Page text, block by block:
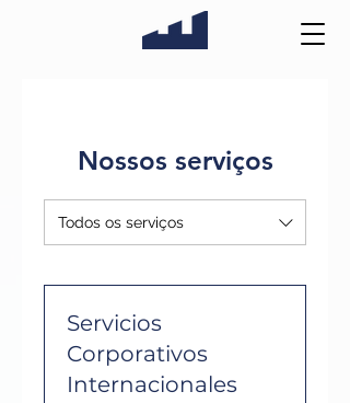
Nossos serviços
Todos os serviços
Servicios
Corporativos
Internacionales